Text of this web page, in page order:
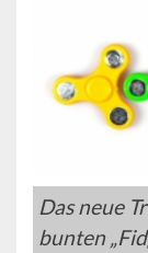
Das neue
bunten